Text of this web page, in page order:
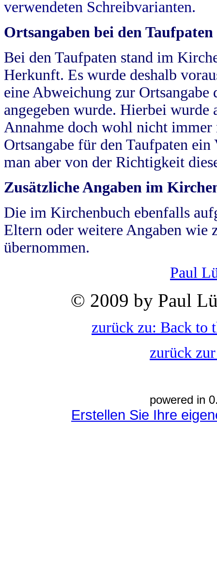
verwendeten Schreibvarianten.
Ortsangaben bei den Taufpaten
Bei den Taufpaten stand im
Herkunft. Es wurde deshalb
eine Abweichung zur
angegeben wurde. Hierbei wurde
Annahme doch wohl nicht
Ortsangabe für den Taufpaten
man aber von der Richtigkeit
Zusätzliche Angaben im
Die im Kirchenbuch ebenfalls
Eltern oder weitere Angaben wie
übernommen.
Paul
© 2009 by Paul
zurück zu: Back to
zurück
powered in
Erstellen Sie Ihre